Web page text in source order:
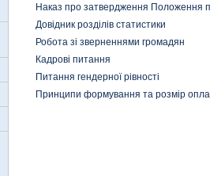
Наказ про затвердження Положення
Довідник розділів статистики
Робота зі зверненнями громадян
Кадрові питання
Питання гендерної рівності
Принципи формування та розмір